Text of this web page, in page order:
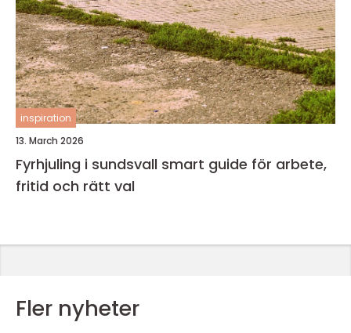
inspiration
13. March 2026
Fyrhjuling i sundsvall smart guide för arbete,
fritid och rätt val
Fler nyheter